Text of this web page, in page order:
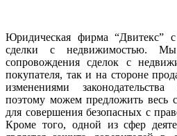
Юридическая фирма “Двитекс”
сделки с недвижимостью.
сопровождения сделок с
покупателя, так и на стороне
изменениями
поэтому можем предложить весь
для совершения безопасных с
Кроме того, одной из сфер